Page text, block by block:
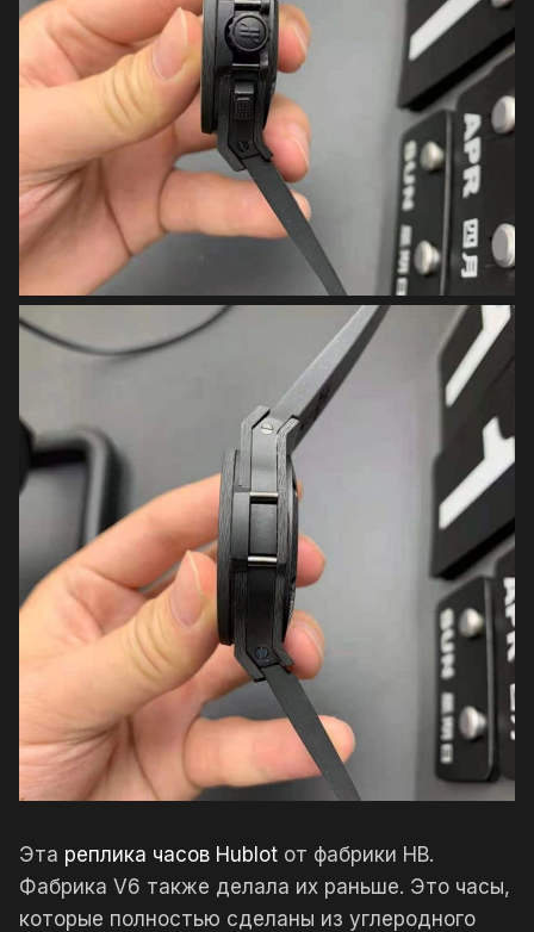
Эта реплика часов Hublot от фабрики HB.
Фабрика V6 также делала их раньше. Это часы,
которые полностью сделаны из углеродного